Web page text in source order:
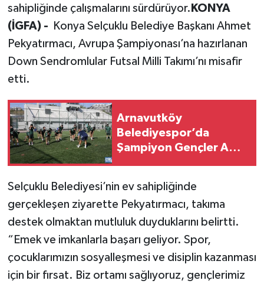
sahipliğinde çalışmalarını sürdürüyor. KONYA
(İGFA) -
Konya Selçuklu Belediye Başkanı Ahmet
Pekyatırmacı, Avrupa Şampiyonası’na hazırlanan
Down Sendromlular Futsal Milli Takımı’nı misafir
etti.
Arnavutköy
Belediyespor’da
Şampiyon Gençler A
Selçuklu Belediyesi’nin ev sahipliğinde
gerçekleşen ziyarette Pekyatırmacı, takıma
destek olmaktan mutluluk duyduklarını belirtti.
“Emek ve imkanlarla başarı geliyor. Spor,
çocuklarımızın sosyalleşmesi ve disiplin kazanması
için bir fırsat. Biz ortamı sağlıyoruz, gençlerimiz